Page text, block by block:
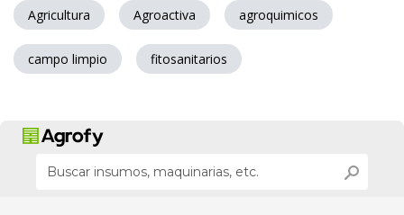
Agricultura Agroactiva agroquimicos
campo limpio fitosanitarios